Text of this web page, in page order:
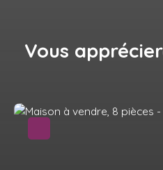
Vous